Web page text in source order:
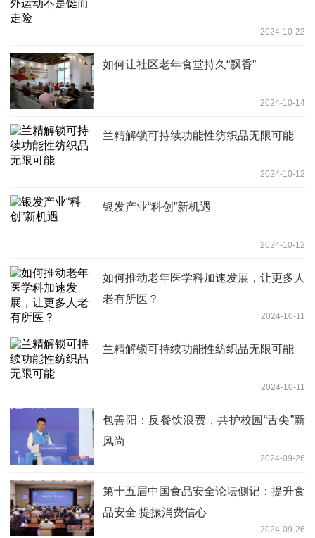
2024-10-22
如何让社区老年食堂持久“飘香”
2024-10-14
兰精解锁可持续功能性纺织品无限可能
2024-10-12
银发产业“科创”新机遇
2024-10-12
如何推动老年医学科加速发展，让更多人
老有所医？
2024-10-11
兰精解锁可持续功能性纺织品无限可能
2024-10-11
包善阳：反餐饮浪费，共护校园“舌尖”新
风尚
2024-09-26
第十五届中国食品安全论坛侧记：提升食
品安全 提振消费信心
2024-09-26